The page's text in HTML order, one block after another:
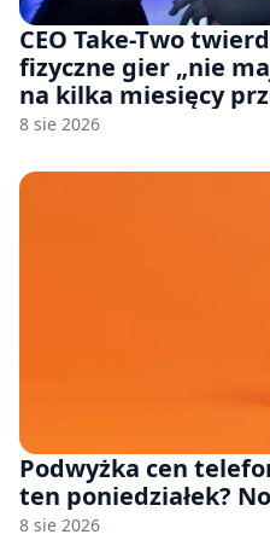
CEO Take-Two
fizyczne gier „nie
na kilka miesięcy
8 sie 2026
Podwyżka cen
ten poniedziałek?
8 sie 2026